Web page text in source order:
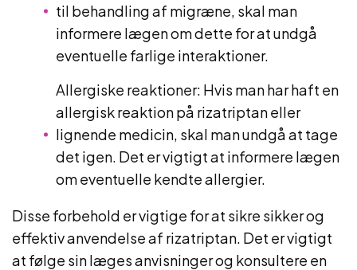
til behandling af migræne, skal man
informere lægen om dette for at undgå
eventuelle farlige interaktioner.
Allergiske reaktioner: Hvis man har haft en
allergisk reaktion på rizatriptan eller
lignende medicin, skal man undgå at tage
det igen. Det er vigtigt at informere lægen
om eventuelle kendte allergier.
Disse forbehold er vigtige for at sikre sikker og
effektiv anvendelse af rizatriptan. Det er vigtigt
at følge sin læges anvisninger og konsultere en